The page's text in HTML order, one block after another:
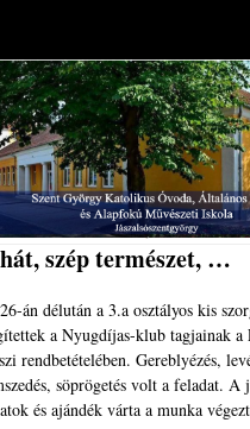
szép természet, …
án délután a 3.a osztályos kis
a Nyugdíjas-klub tagjainak a
rendbetételében. Gereblyézés,
söprögetés volt a feladat.
és ajándék várta a munka